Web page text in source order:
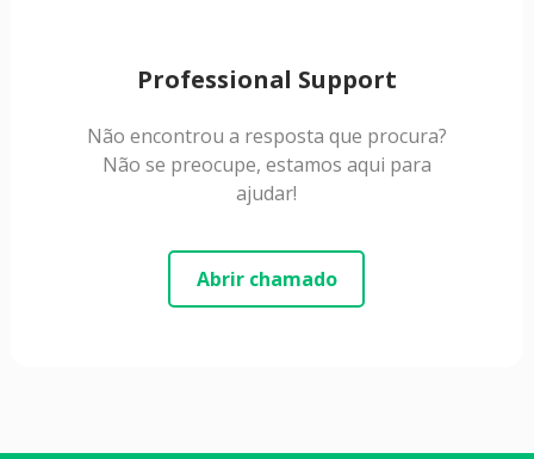
Professional Support
Não encontrou a resposta que procura?
Não se preocupe, estamos aqui para
ajudar!
Abrir chamado